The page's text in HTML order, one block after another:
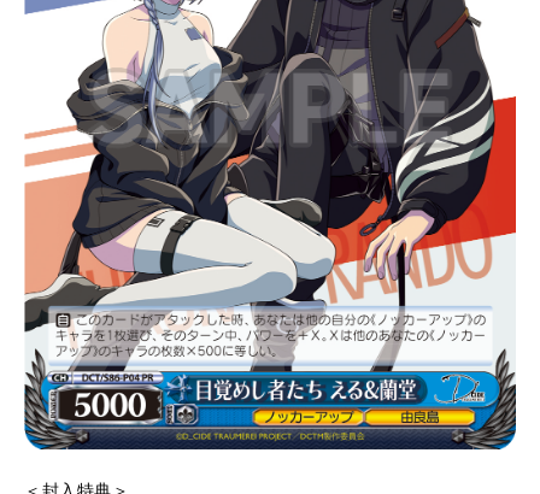
＜封入特典＞